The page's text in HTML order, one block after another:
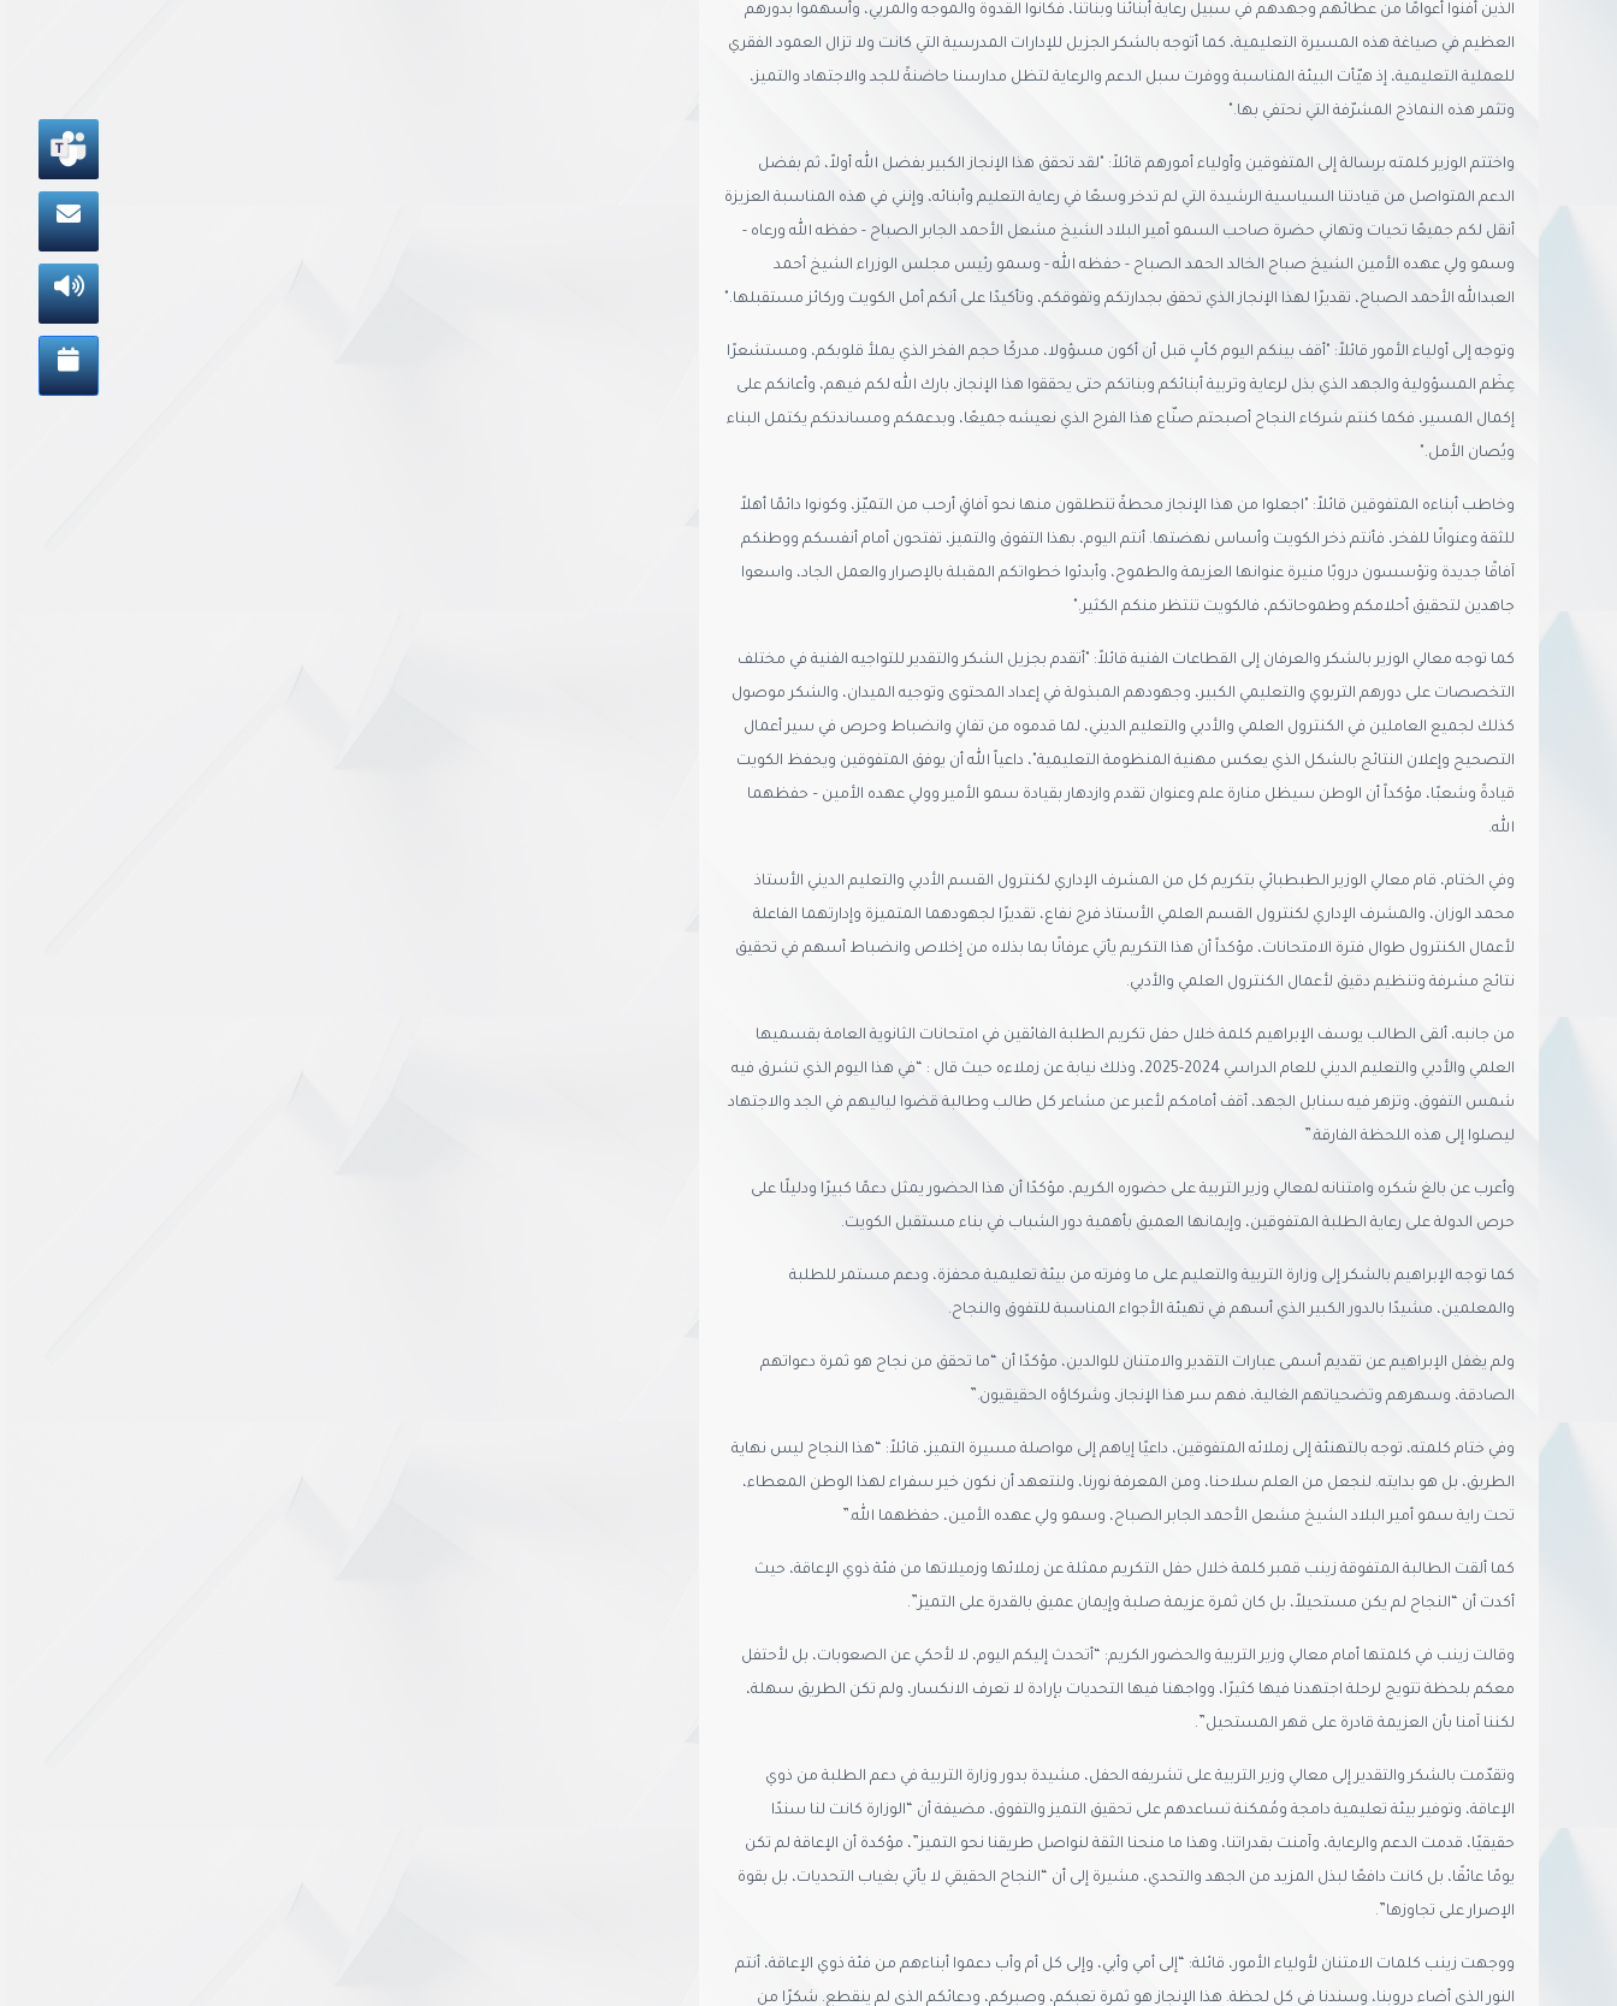
الذين أفنوا أعوامًا من عطائهم وجهدهم في سبيل رعاية أبنائنا وبناتنا، فكانوا القدوة والموجه والمربي، وأسهموا بدورهم
العظيم في صياغة هذه المسيرة التعليمية، كما أتوجه بالشكر الجزيل للإدارات المدرسية التي كانت ولا تزال العمود الفقري
للعملية التعليمية، إذ هيّأت البيئة المناسبة ووفرت سبل الدعم والرعاية لتظل مدارسنا حاضنةً للجد والاجتهاد والتميز،
وتثمر هذه النماذج المشرّفة التي نحتفي بها."
واختتم الوزير كلمته برسالة إلى المتفوقين وأولياء أمورهم قائلاً: "لقد تحقق هذا الإنجاز الكبير بفضل الله أولاً، ثم بفضل
الدعم المتواصل من قيادتنا السياسية الرشيدة التي لم تدخر وسعًا في رعاية التعليم وأبنائه، وإنني في هذه المناسبة العزيزة
أنقل لكم جميعًا تحيات وتهاني حضرة صاحب السمو أمير البلاد الشيخ مشعل الأحمد الجابر الصباح - حفظه الله ورعاه -
وسمو ولي عهده الأمين الشيخ صباح الخالد الحمد الصباح - حفظه الله - وسمو رئيس مجلس الوزراء الشيخ أحمد
العبدالله الأحمد الصباح، تقديرًا لهذا الإنجاز الذي تحقق بجدارتكم وتفوقكم، وتأكيدًا على أنكم أمل الكويت وركائز مستقبلها."
وتوجه إلى أولياء الأمور قائلاً: "أقف بينكم اليوم كأبٍ قبل أن أكون مسؤولا، مدركًا حجم الفخر الذي يملأ قلوبكم، ومستشعرًا
عِظَم المسؤولية والجهد الذي بذل لرعاية وتربية أبنائكم وبناتكم حتى يحققوا هذا الإنجاز، بارك الله لكم فيهم، وأعانكم على
إكمال المسير، فكما كنتم شركاء النجاح أصبحتم صنّاع هذا الفرح الذي نعيشه جميعًا، وبدعمكم ومساندتكم يكتمل البناء
ويُصان الأمل."
وخاطب أبناءه المتفوقين قائلاً: "اجعلوا من هذا الإنجاز محطةً تنطلقون منها نحو آفاقٍ أرحب من التميّز، وكونوا دائمًا أهلاً
للثقة وعنوانًا للفخر، فأنتم ذخر الكويت وأساس نهضتها. أنتم اليوم، بهذا التفوق والتميز، تفتحون أمام أنفسكم ووطنكم
آفاقًا جديدة وتؤسسون دروبًا منيرة عنوانها العزيمة والطموح، وأبدئوا خطواتكم المقبلة بالإصرار والعمل الجاد، واسعوا
جاهدين لتحقيق أحلامكم وطموحاتكم، فالكويت تنتظر منكم الكثير."
كما توجه معالي الوزير بالشكر والعرفان إلى القطاعات الفنية قائلاً: "أتقدم بجزيل الشكر والتقدير للتواجيه الفنية في مختلف
التخصصات على دورهم التربوي والتعليمي الكبير، وجهودهم المبذولة في إعداد المحتوى وتوجيه الميدان، والشكر موصول
كذلك لجميع العاملين في الكنترول العلمي والأدبي والتعليم الديني، لما قدموه من تفانٍ وانضباط وحرص في سير أعمال
التصحيح وإعلان النتائج بالشكل الذي يعكس مهنية المنظومة التعليمية"، داعياً الله أن يوفق المتفوقين ويحفظ الكويت
قيادةً وشعبًا، مؤكداً أن الوطن سيظل منارة علم وعنوان تقدم وازدهار بقيادة سمو الأمير وولي عهده الأمين – حفظهما
الله.
وفي الختام، قام معالي الوزير الطبطبائي بتكريم كل من المشرف الإداري لكنترول القسم الأدبي والتعليم الديني الأستاذ
محمد الوزان، والمشرف الإداري لكنترول القسم العلمي الأستاذ فرج نفاع، تقديرًا لجهودهما المتميزة وإدارتهما الفاعلة
لأعمال الكنترول طوال فترة الامتحانات، مؤكداً أن هذا التكريم يأتي عرفانًا بما بذلاه من إخلاص وانضباط أسهم في تحقيق
نتائج مشرفة وتنظيم دقيق لأعمال الكنترول العلمي والأدبي.
من جانبه، ألقى الطالب يوسف الإبراهيم كلمة خلال حفل تكريم الطلبة الفائقين في امتحانات الثانوية العامة بقسميها
العلمي والأدبي والتعليم الديني للعام الدراسي 2024-2025، وذلك نيابة عن زملاءه حيث قال : “في هذا اليوم الذي تشرق فيه
شمس التفوق، وتزهر فيه سنابل الجهد، أقف أمامكم لأعبر عن مشاعر كل طالب وطالبة قضوا لياليهم في الجد والاجتهاد
ليصلوا إلى هذه اللحظة الفارقة.”
وأعرب عن بالغ شكره وامتنانه لمعالي وزير التربية على حضوره الكريم، مؤكدًا أن هذا الحضور يمثل دعمًا كبيرًا ودليلًا على
حرص الدولة على رعاية الطلبة المتفوقين، وإيمانها العميق بأهمية دور الشباب في بناء مستقبل الكويت.
كما توجه الإبراهيم بالشكر إلى وزارة التربية والتعليم على ما وفرته من بيئة تعليمية محفزة، ودعم مستمر للطلبة
والمعلمين، مشيدًا بالدور الكبير الذي أسهم في تهيئة الأجواء المناسبة للتفوق والنجاح.
ولم يغفل الإبراهيم عن تقديم أسمى عبارات التقدير والامتنان للوالدين، مؤكدًا أن “ما تحقق من نجاح هو ثمرة دعواتهم
الصادقة، وسهرهم وتضحياتهم الغالية، فهم سر هذا الإنجاز، وشركاؤه الحقيقيون.”
وفي ختام كلمته، توجه بالتهنئة إلى زملائه المتفوقين، داعيًا إياهم إلى مواصلة مسيرة التميز، قائلاً: “هذا النجاح ليس نهاية
الطريق، بل هو بدايته. لنجعل من العلم سلاحنا، ومن المعرفة نورنا، ولنتعهد أن نكون خير سفراء لهذا الوطن المعطاء،
تحت راية سمو أمير البلاد الشيخ مشعل الأحمد الجابر الصباح، وسمو ولي عهده الأمين، حفظهما الله.”
كما ألقت الطالبة المتفوقة زينب قمبر كلمة خلال حفل التكريم ممثلة عن زملائها وزميلاتها من فئة ذوي الإعاقة، حيث
أكدت أن “النجاح لم يكن مستحيلاً، بل كان ثمرة عزيمة صلبة وإيمان عميق بالقدرة على التميز”.
وقالت زينب في كلمتها أمام معالي وزير التربية والحضور الكريم: “أتحدث إليكم اليوم، لا لأحكي عن الصعوبات، بل لأحتفل
معكم بلحظة تتويج لرحلة اجتهدنا فيها كثيرًا، وواجهنا فيها التحديات بإرادة لا تعرف الانكسار، ولم تكن الطريق سهلة،
لكننا آمنا بأن العزيمة قادرة على قهر المستحيل”.
وتقدّمت بالشكر والتقدير إلى معالي وزير التربية على تشريفه الحفل، مشيدة بدور وزارة التربية في دعم الطلبة من ذوي
الإعاقة، وتوفير بيئة تعليمية دامجة ومُمكنة تساعدهم على تحقيق التميز والتفوق، مضيفة أن “الوزارة كانت لنا سندًا
حقيقيًا، قدمت الدعم والرعاية، وآمنت بقدراتنا، وهذا ما منحنا الثقة لنواصل طريقنا نحو التميز”، مؤكدة أن الإعاقة لم تكن
يومًا عائقًا، بل كانت دافعًا لبذل المزيد من الجهد والتحدي، مشيرة إلى أن “النجاح الحقيقي لا يأتي بغياب التحديات، بل بقوة
الإصرار على تجاوزها”.
ووجهت زينب كلمات الامتنان لأولياء الأمور، قائلة: “إلى أمي وأبي، وإلى كل أم وأب دعموا أبناءهم من فئة ذوي الإعاقة، أنتم
النور الذي أضاء دروبنا، وسندنا في كل لحظة. هذا الإنجاز هو ثمرة تعبكم، وصبركم، ودعائكم الذي لم ينقطع. شكرًا من